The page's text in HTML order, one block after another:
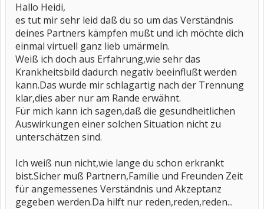
Hallo Heidi,
es tut mir sehr leid daß du so um das Verständnis
deines Partners kämpfen mußt und ich möchte dich
einmal virtuell ganz lieb umärmeln.
Weiß ich doch aus Erfahrung,wie sehr das
Krankheitsbild dadurch negativ beeinflußt werden
kann.Das wurde mir schlagartig nach der Trennung
klar,dies aber nur am Rande erwähnt.
Für mich kann ich sagen,daß die gesundheitlichen
Auswirkungen einer solchen Situation nicht zu
unterschätzen sind.
Ich weiß nun nicht,wie lange du schon erkrankt
bist.Sicher muß Partnern,Familie und Freunden Zeit
für angemessenes Verständnis und Akzeptanz
gegeben werden.Da hilft nur reden,reden,reden...